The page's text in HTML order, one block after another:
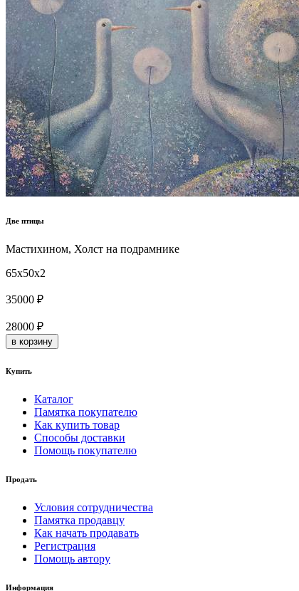
Две птицы
Мастихином, Холст на подрамнике
65x50x2
35000 ₽
28000 ₽
в корзину
Купить
Каталог
Памятка покупателю
Как купить товар
Способы доставки
Помощь покупателю
Продать
Условия сотрудничества
Памятка продавцу
Как начать продавать
Регистрация
Помощь автору
Информация